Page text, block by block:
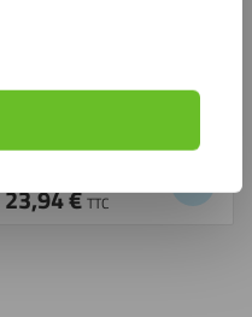
anti-statique 235 ml
23,94€ TTC